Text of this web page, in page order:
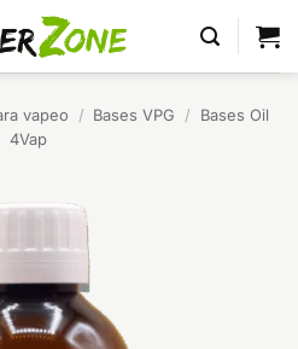
vapeo / Bases VPG /
Bases Oil
4Vap